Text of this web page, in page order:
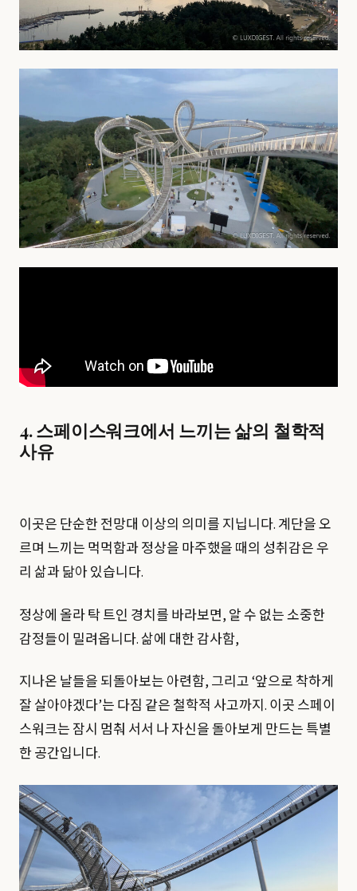
4. 스페이스워크에서 느끼는 삶의 철학적
사유
이곳은 단순한 전망대 이상의 의미를 지닙니다. 계단을 오
르며 느끼는 먹먹함과 정상을 마주했을 때의 성취감은 우
리 삶과 닮아 있습니다.
정상에 올라 탁 트인 경치를 바라보면, 알 수 없는 소중한
감정들이 밀려옵니다. 삶에 대한 감사함,
지나온 날들을 되돌아보는 아련함, 그리고 ‘앞으로 착하게
잘 살아야겠다’는 다짐 같은 철학적 사고까지. 이곳 스페이
스워크는 잠시 멈춰 서서 나 자신을 돌아보게 만드는 특별
한 공간입니다.